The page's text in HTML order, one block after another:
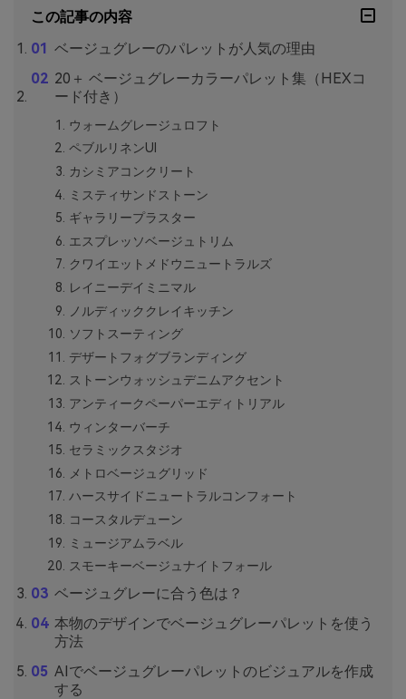
この記事の内容
ベージュグレーのパレットが人気の理由
20＋ ベージュグレーカラーパレット集（HEXコ
ード付き）
ウォームグレージュロフト
ペブルリネンUI
カシミアコンクリート
ミスティサンドストーン
ギャラリープラスター
エスプレッソベージュトリム
クワイエットメドウニュートラルズ
レイニーデイミニマル
ノルディッククレイキッチン
ソフトスーティング
デザートフォグブランディング
ストーンウォッシュデニムアクセント
アンティークペーパーエディトリアル
ウィンターバーチ
セラミックスタジオ
メトロベージュグリッド
ハースサイドニュートラルコンフォート
コースタルデューン
ミュージアムラベル
スモーキーベージュナイトフォール
ベージュグレーに合う色は？
本物のデザインでベージュグレーパレットを使う
方法
AIでベージュグレーパレットのビジュアルを作成
する